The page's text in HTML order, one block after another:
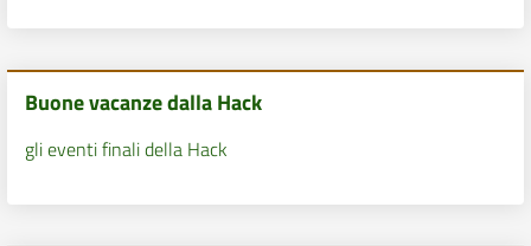
Buone vacanze dalla Hack
gli eventi finali della Hack